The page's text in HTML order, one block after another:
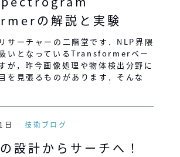
の解説と実験
サーチャーの二階堂です．NLP界隈
いとなっているTransformerベー
が，昨今画像処理や物体検出分野に
を見張るものがあります．そんな
技術ブログ
設計からサーチへ！